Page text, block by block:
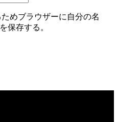
めブラウザーに自分の名
保存する。